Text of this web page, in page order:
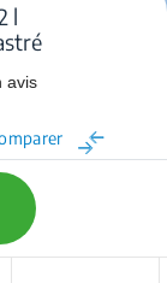
l
avis